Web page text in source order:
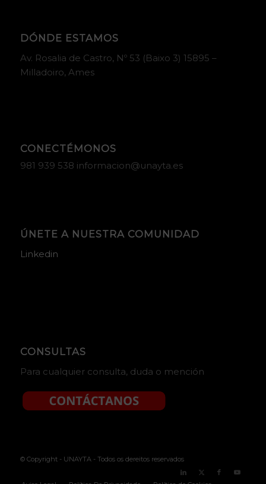
DÓNDE ESTAMOS
Av. Rosalia de Castro, Nº 53 (Baixo 3) 15895 –
Milladoiro, Ames
CONECTÉMONOS
981 939 538 informacion@unayta.es
ÚNETE A NUESTRA COMUNIDAD
Linkedin
CONSULTAS
Para cualquier consulta, duda o mención
© Copyright - UNAYTA - Todos os dereitos reservados